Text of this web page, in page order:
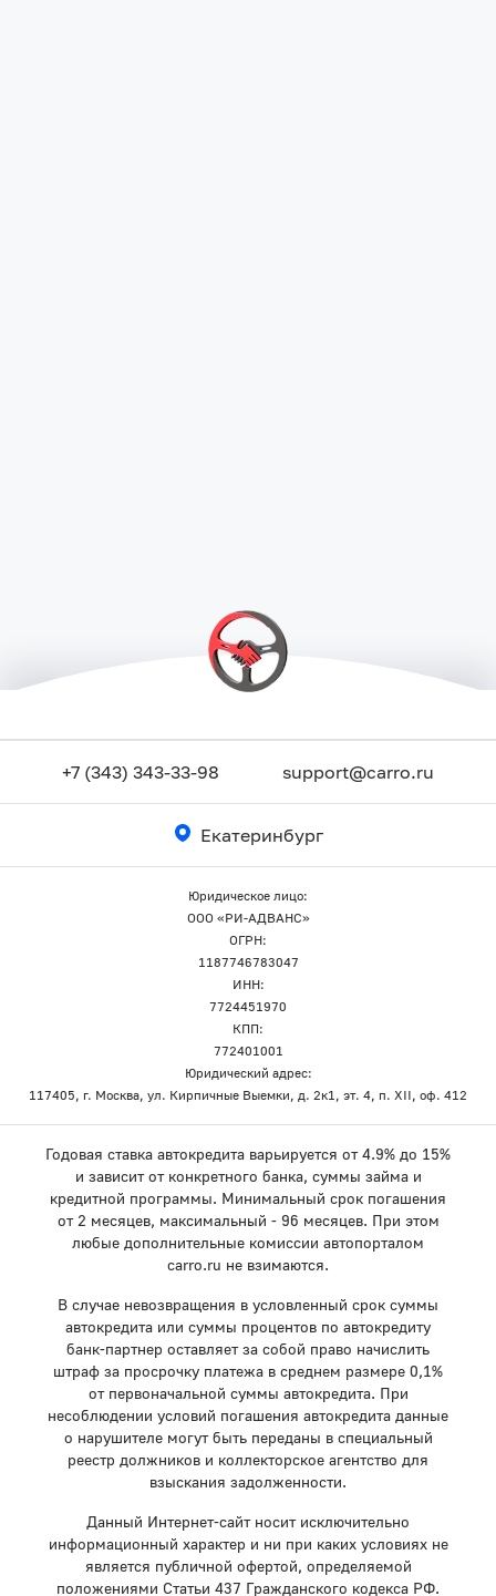
+7 (343) 343-33-98 support@carro.ru
Екатеринбург
Юридическое лицо:
ООО «РИ-АДВАНС»
ОГРН:
1187746783047
ИНН:
7724451970
КПП:
772401001
Юридический адрес:
117405, г. Москва, ул. Кирпичные Выемки, д. 2к1, эт. 4, п. XII, оф. 412
Годовая ставка автокредита варьируется от 4.9% до 15%
и зависит от конкретного банка, суммы займа и
кредитной программы. Минимальный срок погашения
от 2 месяцев, максимальный - 96 месяцев. При этом
любые дополнительные комиссии автопорталом
carro.ru не взимаются.
В случае невозвращения в условленный срок суммы
автокредита или суммы процентов по автокредиту
банк-партнер оставляет за собой право начислить
штраф за просрочку платежа в среднем размере 0,1%
от первоначальной суммы автокредита. При
несоблюдении условий погашения автокредита данные
о нарушителе могут быть переданы в специальный
реестр должников и коллекторское агентство для
взыскания задолженности.
Данный Интернет-сайт носит исключительно
информационный характер и ни при каких условиях не
является публичной офертой, определяемой
положениями Статьи 437 Гражданского кодекса РФ.